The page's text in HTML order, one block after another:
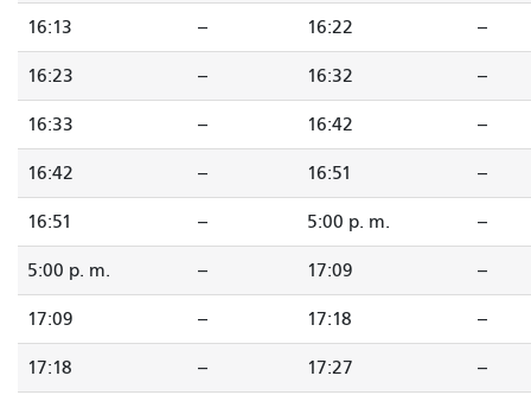
16:13 -- 16:22 --
16:23 -- 16:32 --
16:33 -- 16:42 --
16:42 -- 16:51 --
16:51 -- 5:00 p. m. --
5:00 p. m. -- 17:09 --
17:09 -- 17:18 --
17:18 -- 17:27 --